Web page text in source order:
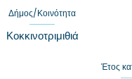
Δήμος/Κοινότητα
Κοκκινοτριμιθιά
Έτος